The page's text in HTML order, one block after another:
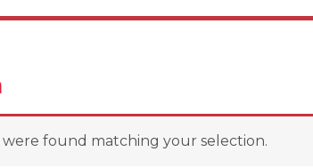
found matching your selection.